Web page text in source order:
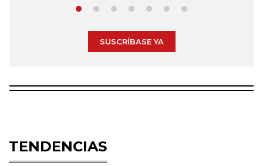
SUSCRÍBASE YA
TENDENCIAS